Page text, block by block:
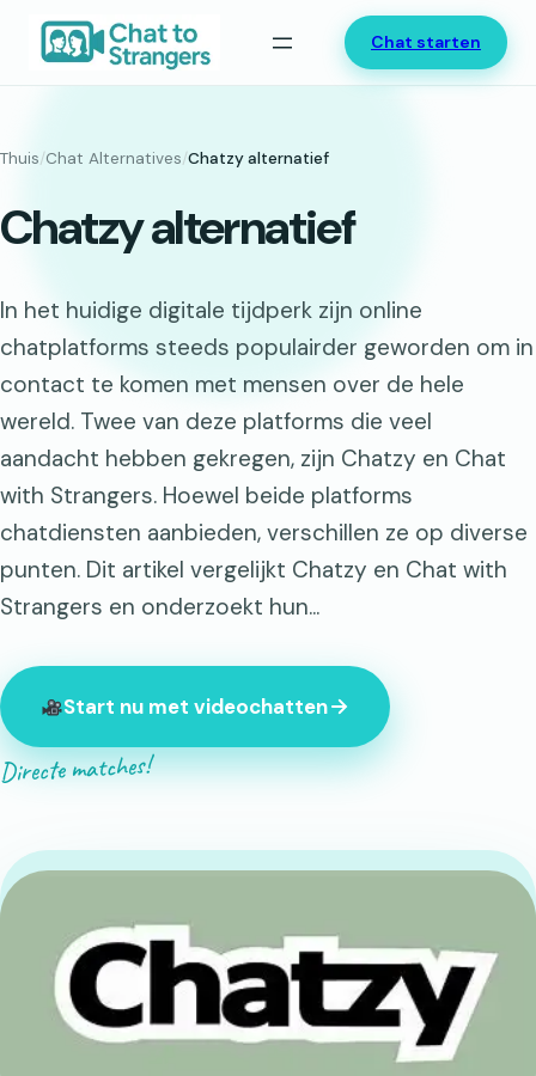
Chat starten
Thuis/Chat Alternatives/Chatzy alternatief
Chatzy alternatief
In het huidige digitale tijdperk zijn online
chatplatforms steeds populairder geworden om in
contact te komen met mensen over de hele
wereld. Twee van deze platforms die veel
aandacht hebben gekregen, zijn Chatzy en Chat
with Strangers. Hoewel beide platforms
chatdiensten aanbieden, verschillen ze op diverse
punten. Dit artikel vergelijkt Chatzy en Chat with
Strangers en onderzoekt hun...
Start nu met videochatten
Directe matches!